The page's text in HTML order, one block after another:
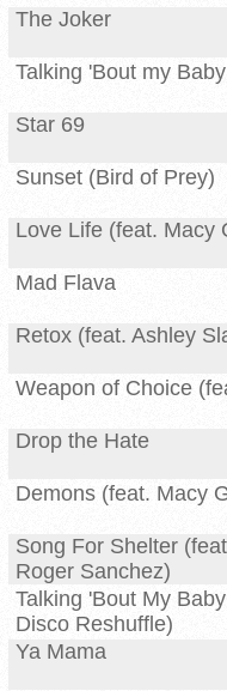
The Joker
Talking 'Bout my Baby
Star 69
Sunset (Bird of Prey)
Love Life (feat. Macy
Mad Flava
Retox (feat. Ashley
Weapon of Choice
Drop the Hate
Demons (feat. Macy
Song For Shelter
Roger Sanchez)
Talking 'Bout My
Disco Reshuffle)
Ya Mama